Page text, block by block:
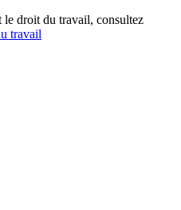
le droit du travail, consultez
travail